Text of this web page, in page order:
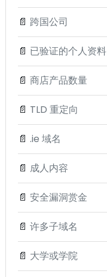
📄 跨国公司
📄 已验证的个人资料
📄 商店产品数量
📄 TLD 重定向
📄 .ie 域名
📄 成人内容
📄 安全漏洞赏金
📄 许多子域名
📄 大学或学院